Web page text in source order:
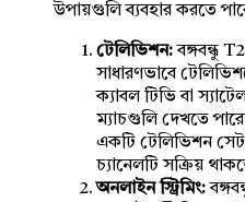
উপায়গুলি ব্যবহার করতে
টেলিভিশন:বঙ্গবন্ধু
সাধারণভাবে
ক্যাবল টিভি বা
ম্যাচগুলি দেখতে
একটি টেলিভিশন সেট
চ্যানেলটি সক্রিয়
অনলাইন স্ট্রিমিং: